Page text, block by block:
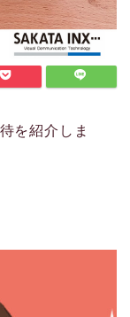
を紹介しま